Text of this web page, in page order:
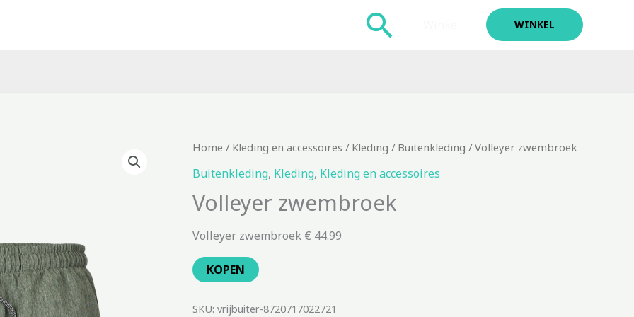
Zoeken WINKEL
Home / Kleding en accessoires / Kleding / Buitenkleding / Volleyer zwembroek
Buitenkleding, Kleding, Kleding en accessoires
Volleyer zwembroek
Volleyer zwembroek € 44.99
KOPEN
SKU: vrijbuiter-8720717022721